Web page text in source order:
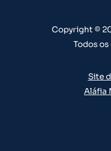
Copyright ©
Todos
Site
Aláfia